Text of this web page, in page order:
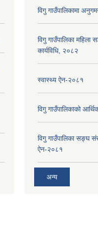
विगु गाउँपालिकामा
विगु गाउँपालिका
कार्यविधि, २०८२
स्वास्थ्य ऐन-२०८१
विगु गाउँपालिकाको
विगु गाउँपालिका सङ्घ
ऐन-२०८१
अन्य